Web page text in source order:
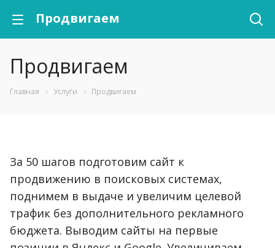
Продвигаем
Продвигаем
Главная Услуги Продвигаем
За 50 шагов подготовим сайт к
продвижению в поисковых системах,
поднимем в выдаче и увеличим целевой
трафик без дополнительного рекламного
бюджета. Выводим сайты на первые